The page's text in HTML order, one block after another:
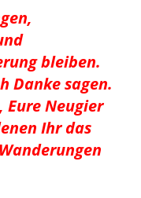
bleiben.
Danke sagen.
Eure Neugier
Ihr das